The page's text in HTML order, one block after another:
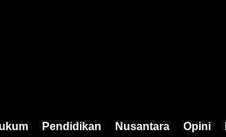
Pendidikan Nusantara Opini